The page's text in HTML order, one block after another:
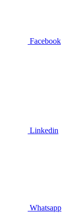
Facebook
Linkedin
Whatsapp